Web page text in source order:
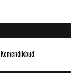
Kemendikbud